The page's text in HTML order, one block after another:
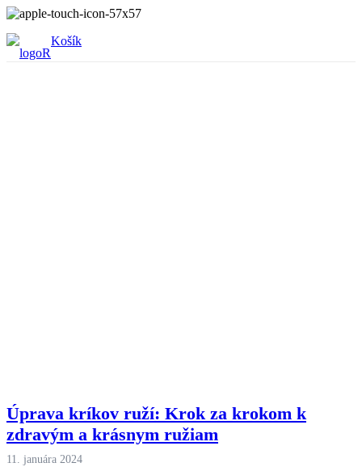
Košík
Úprava kríkov ruží: Krok za krokom k
zdravým a krásnym ružiam
11. januára 2024